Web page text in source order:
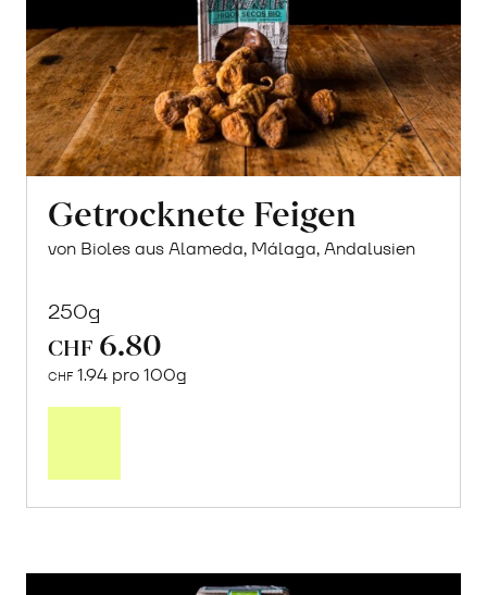
Getrocknete Feigen
von Bioles aus Alameda, Málaga, Andalusien
250g
CHF 6.80
CHF 1.94 pro 100g